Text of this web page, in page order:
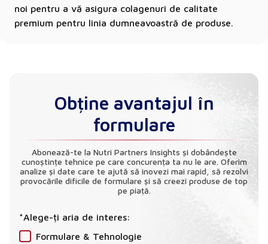
noi pentru a vă asigura colagenuri de calitate
premium pentru linia dumneavoastră de produse.
Obține avantajul în
formulare
Abonează-te la Nutri Partners Insights și dobândește
cunoștințe tehnice pe care concurența ta nu le are. Oferim
analize și date care te ajută să inovezi mai rapid, să rezolvi
provocările dificile de formulare și să creezi produse de top
pe piață.
*Alege-ți aria de interes:
Formulare & Tehnologie